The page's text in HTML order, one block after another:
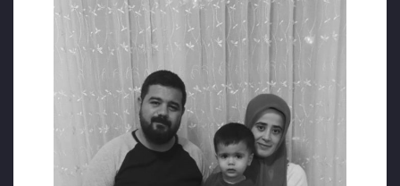
yarışına girildi ve bunlar Bursa’da millete ait
olan cenaze araçlarını yine bu milletin kendi
öz çocuklarına cenaze nakil aracı verilmedi.
Türkiye Büyük Millet Meclisinin gündeminde
bile bazı milletvekilleri insafa gelip konuşma
yapmak zorunda kaldı… Günahsız bebelere
yapılan zulme sessiz kalmaya gerçekten
değer miydi? Şimdi benim hiçbir zaman